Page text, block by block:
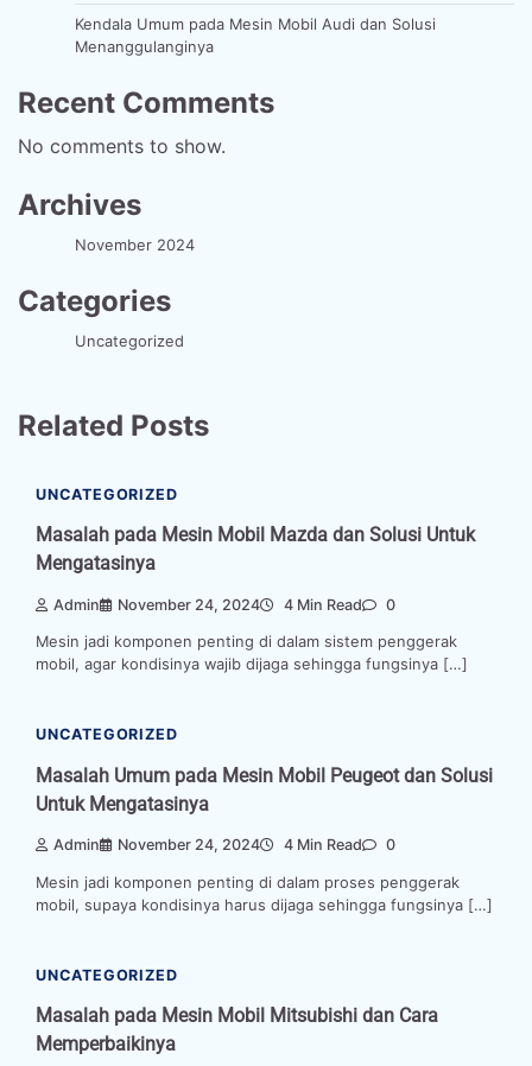
Kendala Umum pada Mesin Mobil Audi dan Solusi
Menanggulanginya
Recent Comments
No comments to show.
Archives
November 2024
Categories
Uncategorized
Related Posts
UNCATEGORIZED
Masalah pada Mesin Mobil Mazda dan Solusi Untuk
Mengatasinya
Admin November 24, 2024 4 Min Read 0
Mesin jadi komponen penting di dalam sistem penggerak
mobil, agar kondisinya wajib dijaga sehingga fungsinya […]
UNCATEGORIZED
Masalah Umum pada Mesin Mobil Peugeot dan Solusi
Untuk Mengatasinya
Admin November 24, 2024 4 Min Read 0
Mesin jadi komponen penting di dalam proses penggerak
mobil, supaya kondisinya harus dijaga sehingga fungsinya […]
UNCATEGORIZED
Masalah pada Mesin Mobil Mitsubishi dan Cara
Memperbaikinya